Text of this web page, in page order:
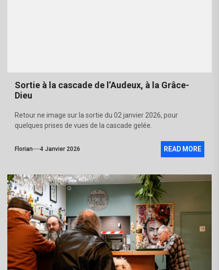
Sortie à la cascade de l’Audeux, à la Grâce-
Dieu
Retour ne image sur la sortie du 02 janvier 2026, pour
quelques prises de vues de la cascade gelée.
Florian 4 Janvier 2026 READ MORE